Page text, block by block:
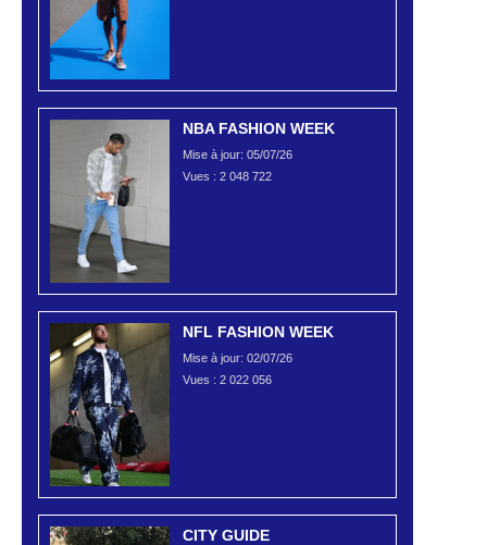
NBA FASHION WEEK
Mise à jour: 05/07/26
Vues : 2 048 722
NFL FASHION WEEK
Mise à jour: 02/07/26
Vues : 2 022 056
CITY GUIDE